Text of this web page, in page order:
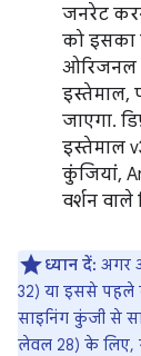
जनरेट
को इसका
ओरिजनल
इस्तेमाल,
जाएगा.
इस्तेमाल
कुंजियां,
वर्शन वाले
ध्यान दें: अगर
32) या इससे पहले
साइनिंग कुंजी से
लेवल 28) के लिए,